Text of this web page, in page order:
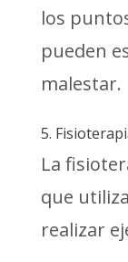
los
pueden
malestar.
5.
La
que
realizar